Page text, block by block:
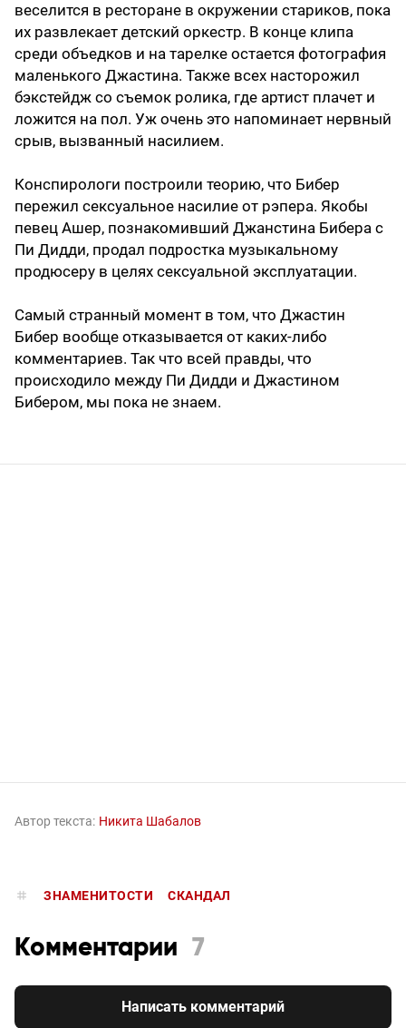
веселится в ресторане в окружении стариков, пока
их развлекает детский оркестр. В конце клипа
среди объедков и на тарелке остается фотография
маленького Джастина. Также всех насторожил
бэкстейдж со съемок ролика, где артист плачет и
ложится на пол. Уж очень это напоминает нервный
срыв, вызванный насилием.
Конспирологи построили теорию, что Бибер
пережил сексуальное насилие от рэпера. Якобы
певец Ашер, познакомивший Джанстина Бибера с
Пи Дидди, продал подростка музыкальному
продюсеру в целях сексуальной эксплуатации.
Самый странный момент в том, что Джастин
Бибер вообще отказывается от каких-либо
комментариев. Так что всей правды, что
происходило между Пи Дидди и Джастином
Бибером, мы пока не знаем.
Автор текста: Никита Шабалов
ЗНАМЕНИТОСТИ СКАНДАЛ
Комментарии 7
Написать комментарий